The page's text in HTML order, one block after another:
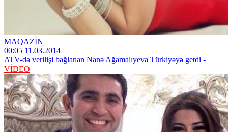
MAQAZİN
00:05 11.03.2014
ATV-də verilişi bağlanan Nanə Ağamalıyeva Türkiyəyə getdi -
VİDEO